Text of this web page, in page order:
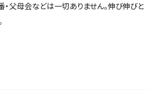
父母会などは一切ありません。伸び伸びと